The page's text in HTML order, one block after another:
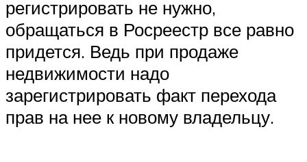
регистрировать не нужно,
обращаться в Росреестр все равно
придется. Ведь при продаже
недвижимости надо
зарегистрировать факт перехода
прав на нее к новому владельцу.